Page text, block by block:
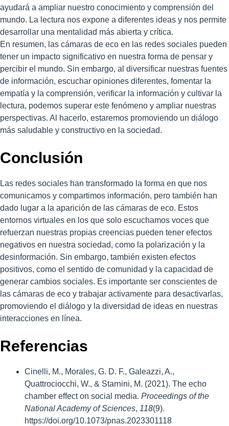
ayudará a ampliar nuestro conocimiento y comprensión del
mundo. La lectura nos expone a diferentes ideas y nos permite
desarrollar una mentalidad más abierta y crítica.
En resumen, las cámaras de eco en las redes sociales pueden
tener un impacto significativo en nuestra forma de pensar y
percibir el mundo. Sin embargo, al diversificar nuestras fuentes
de información, escuchar opiniones diferentes, fomentar la
empatía y la comprensión, verificar la información y cultivar la
lectura, podemos superar este fenómeno y ampliar nuestras
perspectivas. Al hacerlo, estaremos promoviendo un diálogo
más saludable y constructivo en la sociedad.
Conclusión
Las redes sociales han transformado la forma en que nos
comunicamos y compartimos información, pero también han
dado lugar a la aparición de las cámaras de eco. Estos
entornos virtuales en los que solo escuchamos voces que
refuerzan nuestras propias creencias pueden tener efectos
negativos en nuestra sociedad, como la polarización y la
desinformación. Sin embargo, también existen efectos
positivos, como el sentido de comunidad y la capacidad de
generar cambios sociales. Es importante ser conscientes de
las cámaras de eco y trabajar activamente para desactivarlas,
promoviendo el diálogo y la diversidad de ideas en nuestras
interacciones en línea.
Referencias
Cinelli, M., Morales, G. D. F., Galeazzi, A.,
Quattrociocchi, W., & Starnini, M. (2021). The echo
chamber effect on social media. Proceedings of the
National Academy of Sciences, 118(9).
https://doi.org/10.1073/pnas.2023301118